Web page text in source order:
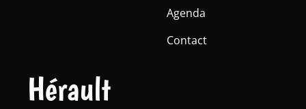
Hérault
Agenda
Contact